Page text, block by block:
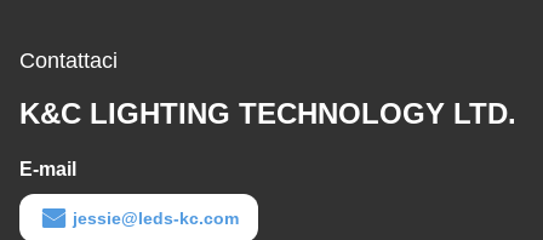
Contattaci
K&C LIGHTING TECHNOLOGY LTD.
E-mail
jessie@leds-kc.com